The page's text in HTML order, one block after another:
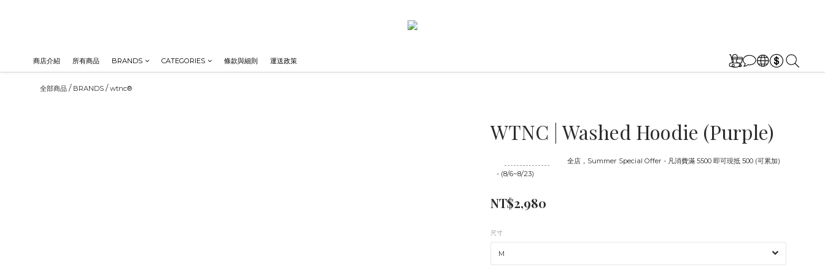
商店介紹 所有商品 BRANDS CATEGORIES 條款與細則 運送政策
全部商品 / BRANDS /wtnc®
WTNC | Washed Hoodie (Purple)
全店，Summer Special Offer - 凡消費滿 5500 即可現抵 500 (可累加)
- (8/6~8/23)
NT$2,980
尺寸